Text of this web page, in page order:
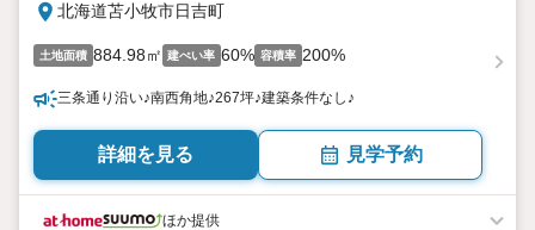
北海道苫小牧市日吉町
土地面積 884.98㎡ 建ぺい率 60% 容積率 200%
三条通り沿い♪南西角地♪267坪♪建築条件なし♪
詳細を見る 見学予約
ほか提供